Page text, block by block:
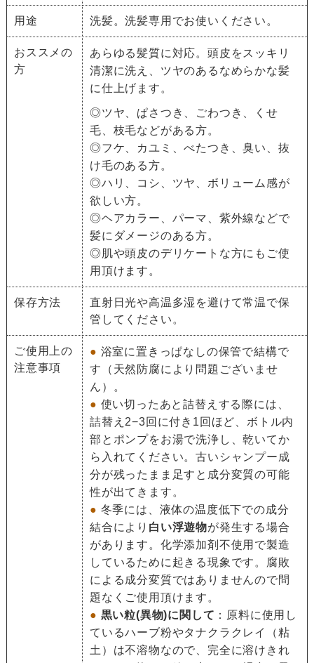
用途 洗髪。洗髪専用でお使いください。
おススメの
方
あらゆる髪質に対応。頭皮をスッキリ
清潔に洗え、ツヤのあるなめらかな髪
に仕上げます。
◎ツヤ、ぱさつき、ごわつき、くせ
毛、枝毛などがある方。
◎フケ、カユミ、べたつき、臭い、抜
け毛のある方。
◎ハリ、コシ、ツヤ、ボリューム感が
欲しい方。
◎ヘアカラー、パーマ、紫外線などで
髪にダメージのある方。
◎肌や頭皮のデリケートな方にもご使
用頂けます。
保存方法
直射日光や高温多湿を避けて常温で保
管してください。
ご使用上の
注意事項
● 浴室に置きっぱなしの保管で結構で
す（天然防腐により問題ございませ
ん）。
● 使い切ったあと詰替えする際には、
詰替え2−3回に付き1回ほど、ボトル内
部とポンプをお湯で洗浄し、乾いてか
ら入れてください。古いシャンプー成
分が残ったまま足すと成分変質の可能
性が出てきます。
● 冬季には、液体の温度低下での成分
結合により 白い浮遊物が発生する場合
があります。化学添加剤不使用で製造
しているために起きる現象です。腐敗
による成分変質ではありませんので問
題なくご使用頂けます。
● 黒い粒(異物)に関して ：原料に使用し
ているハーブ粉やタナクラクレイ（粘
土）は不溶物なので、完全に溶けきれ